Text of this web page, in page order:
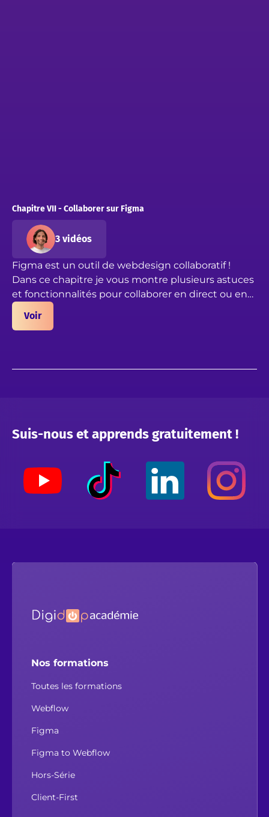
Chapitre VII - Collaborer sur Figma
3 vidéos
Figma est un outil de webdesign collaboratif !
Dans ce chapitre je vous montre plusieurs astuces
et fonctionnalités pour collaborer en direct ou en
asynchrone sur Figma. Partagez votre projet,
Voir
Suis-nous et apprends gratuitement !
Nos formations
Toutes les formations
Webflow
Figma
Figma to Webflow
Hors-Série
Client-First